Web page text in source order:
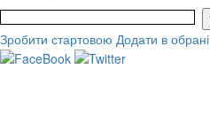
Зробити стартовою Додати в обрані